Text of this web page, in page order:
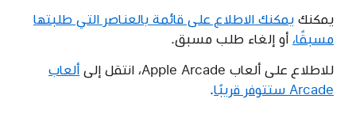
يمكنك يمكنك الاطلاع على قائمة بالعناصر التي طلبتها
مسبقًا، أو إلغاء طلب مسبق.
للاطلاع على ألعاب Apple Arcade، انتقل إلى
ألعاب
Arcade ستتوفر قريبًا
.